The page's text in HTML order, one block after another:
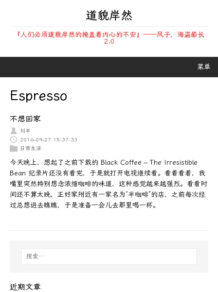
道貌岸然
『人们必须道貌岸然的掩盖着内心的不安』——风子，海盗船长
2.0
菜单
Espresso
不想回家
刘丰
2016-09-27 15:37:33
日常生活
今天晚上，想起了之前下载的 Black Coffee – The Irresistible
Bean 纪录片还没有看完，于是就打开电视继续看。看着看着，我
嘴里突然特别想念浓缩咖啡的味道，这种感觉越来越强烈。看看时
间还不算太晚，正好家附近有一家名为“半咖啡”的店，之前每次经
过总想进去瞧瞧，于是准备一会儿去那里喝一杯。
近期文章